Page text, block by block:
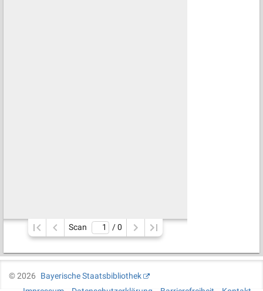
Scan / 0
©2026
Bayerische Staatsbibliothek